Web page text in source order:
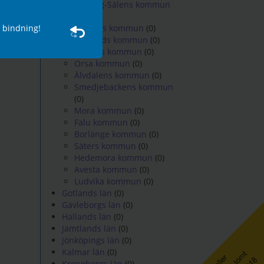
bind­ning!
kommentarer
9 september
Malung-Sälens kommun
Gagnefs kommun (0)
Leksands kommun (0)
Rättviks kommun (0)
Orsa kommun (0)
Älvdalens kommun (0)
Smedjebackens kommun
(0)
Mora kommun (0)
Falu kommun (0)
Borlänge kommun (0)
Säters kommun (0)
Hedemora kommun (0)
Avesta kommun (0)
Ludvika kommun (0)
Gotlands län (0)
Gävleborgs län (0)
Hallands län (0)
Jämtlands län (0)
Jönköpings län (0)
Kalmar län (0)